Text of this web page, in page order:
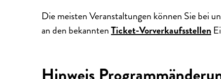
Die meisten Veranstaltungen können Sie bei
an den bekanntenTicket-Vorverkaufsstellen